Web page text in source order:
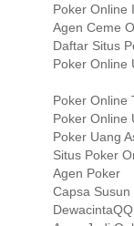
Poker Online
Agen Ceme
Daftar Situs
Poker Online
Poker Online
Poker Online
Poker Uang
Situs Poker
Agen Poker
Capsa Susun